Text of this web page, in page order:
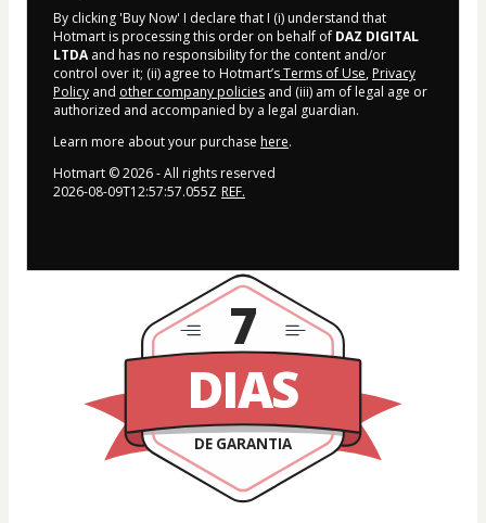
By clicking 'Buy Now' I declare that I (i) understand that
Hotmart is processing this order on behalf of DAZ DIGITAL
LTDAand has no responsibility for the content and/or
control over it; (ii) agree to Hotmart’sTerms of Use, Privacy
Policy and other company policies and (iii) am of legal age or
authorized and accompanied by a legal guardian.
Learn more about your purchase here.
Hotmart ©2026- All rights reserved
2026-08-09T12:57:57.055Z REF.
DIAS
DE GARANTIA
7